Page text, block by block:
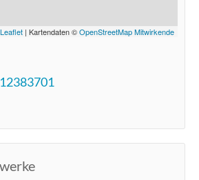
Leaflet | Kartendaten ©OpenStreetMap Mitwirkende